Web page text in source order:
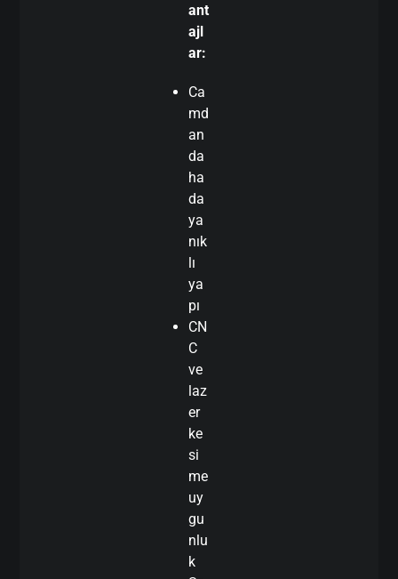
ant
ajl
ar:
Ca
md
an
da
ha
da
ya
nık
lı
ya
pı
CN
C
ve
laz
er
ke
si
me
uy
gu
nlu
k